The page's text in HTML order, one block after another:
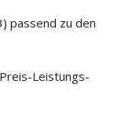
passend zu den
Leistungs-